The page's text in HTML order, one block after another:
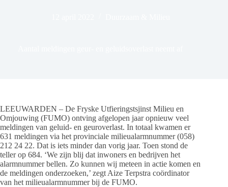
LEEUWARDEN – De Fryske Utfieringstsjinst Milieu en
Omjouwing (FUMO) ontving afgelopen jaar opnieuw veel
meldingen van geluid- en geuroverlast. In totaal kwamen er
631 meldingen via het provinciale milieualarmnummer (058)
212 24 22. Dat is iets minder dan vorig jaar. Toen stond de
teller op 684. ‘We zijn blij dat inwoners en bedrijven het
alarmnummer bellen. Zo kunnen wij meteen in actie komen en
de meldingen onderzoeken,’ zegt Aize Terpstra coördinator
van het milieualarmnummer bij de FUMO.